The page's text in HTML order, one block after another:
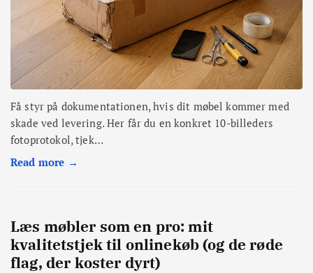
Få styr på dokumentationen, hvis dit møbel kommer med
skade ved levering. Her får du en konkret 10-billeders
fotoprotokol, tjek…
Read more →
Læs møbler som en pro: mit
kvalitetstjek til onlinekøb (og de røde
flag, der koster dyrt)